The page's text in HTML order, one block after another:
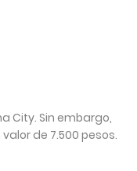
City. Sin embargo,
de 7.500 pesos.